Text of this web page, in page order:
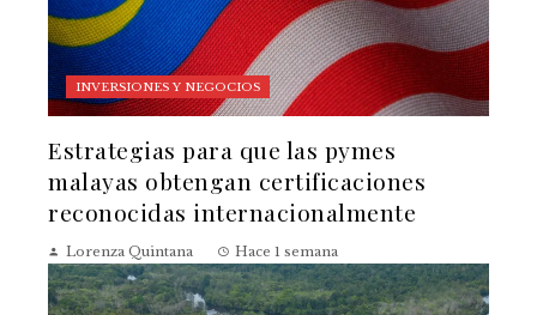
INVERSIONES Y NEGOCIOS
Estrategias para que las pymes
malayas obtengan certificaciones
reconocidas internacionalmente
Lorenza Quintana Hace 1 semana